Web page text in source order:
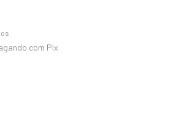
com Pix